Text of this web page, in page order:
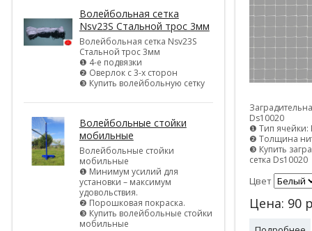
Волейбольная сетка
Nsv23S Стальной трос 3мм
Волейбольная сетка Nsv23S
Стальной трос 3мм
❶ 4-е подвязки
❷ Оверлок с 3-х сторон
❸ Купить волейбольную сетку
Волейбольные стойки
мобильные
Волейбольные стойки
мобильные
❶ Минимум усилий для
установки – максимум
удовольствия.
❷ Порошковая покраска.
❸ Купить волейбольные стойки
мобильные
Ds10020
❶ Тип ячейки:
❷ Толщина
❸ Купить
сетка Ds10020
Цвет
Цена: 90